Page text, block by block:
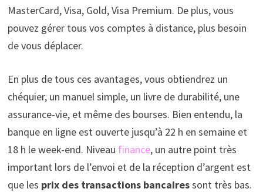
MasterCard, Visa, Gold, Visa Premium. De plus, vous
pouvez gérer tous vos comptes à distance, plus besoin
de vous déplacer.
En plus de tous ces avantages, vous obtiendrez un
chéquier, un manuel simple, un livre de durabilité, une
assurance-vie, et même des bourses. Bien entendu, la
banque en ligne est ouverte jusqu’à 22 h en semaine et
18 h le week-end. Niveau finance, un autre point très
important lors de l’envoi et de la réception d’argent est
que les prix des transactions bancairessont très bas.